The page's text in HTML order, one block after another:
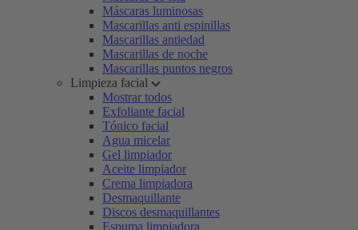
Máscaras luminosas
Mascarillas anti espinillas
Mascarillas antiedad
Mascarillas de noche
Mascarillas puntos negros
Limpieza facial
Mostrar todos
Exfoliante facial
Tónico facial
Agua micelar
Gel limpiador
Aceite limpiador
Crema limpiadora
Desmaquillante
Discos desmaquillantes
Espuma limpiadora